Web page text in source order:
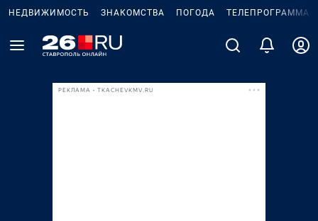
НЕДВИЖИМОСТЬ ЗНАКОМСТВА ПОГОДА ТЕЛЕПРОГРАММА
РЕКЛАМА • TKACHEVKMV.RU